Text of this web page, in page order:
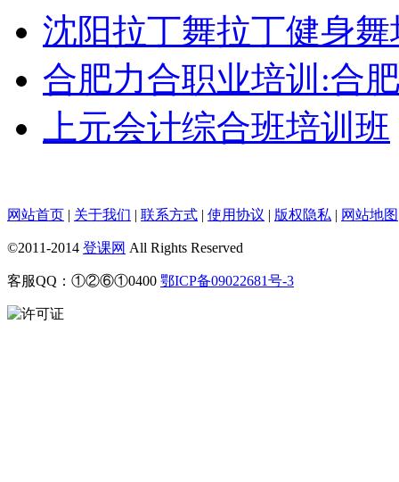
沈阳拉丁舞拉丁健身舞
合肥力合职业培训:合
上元会计综合班培训班
网站首页 | 关于我们 | 联系方式 | 使用协议 | 版权隐私 | 网站地图
©2011-2014 登课网 All Rights Reserved
客服QQ：①②⑥①0400 鄂ICP备09022681号-3